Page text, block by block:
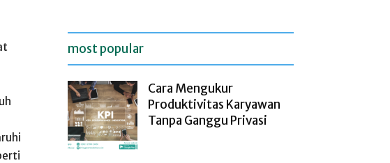
most popular
Cara Mengukur
Produktivitas Karyawan
Tanpa Ganggu Privasi